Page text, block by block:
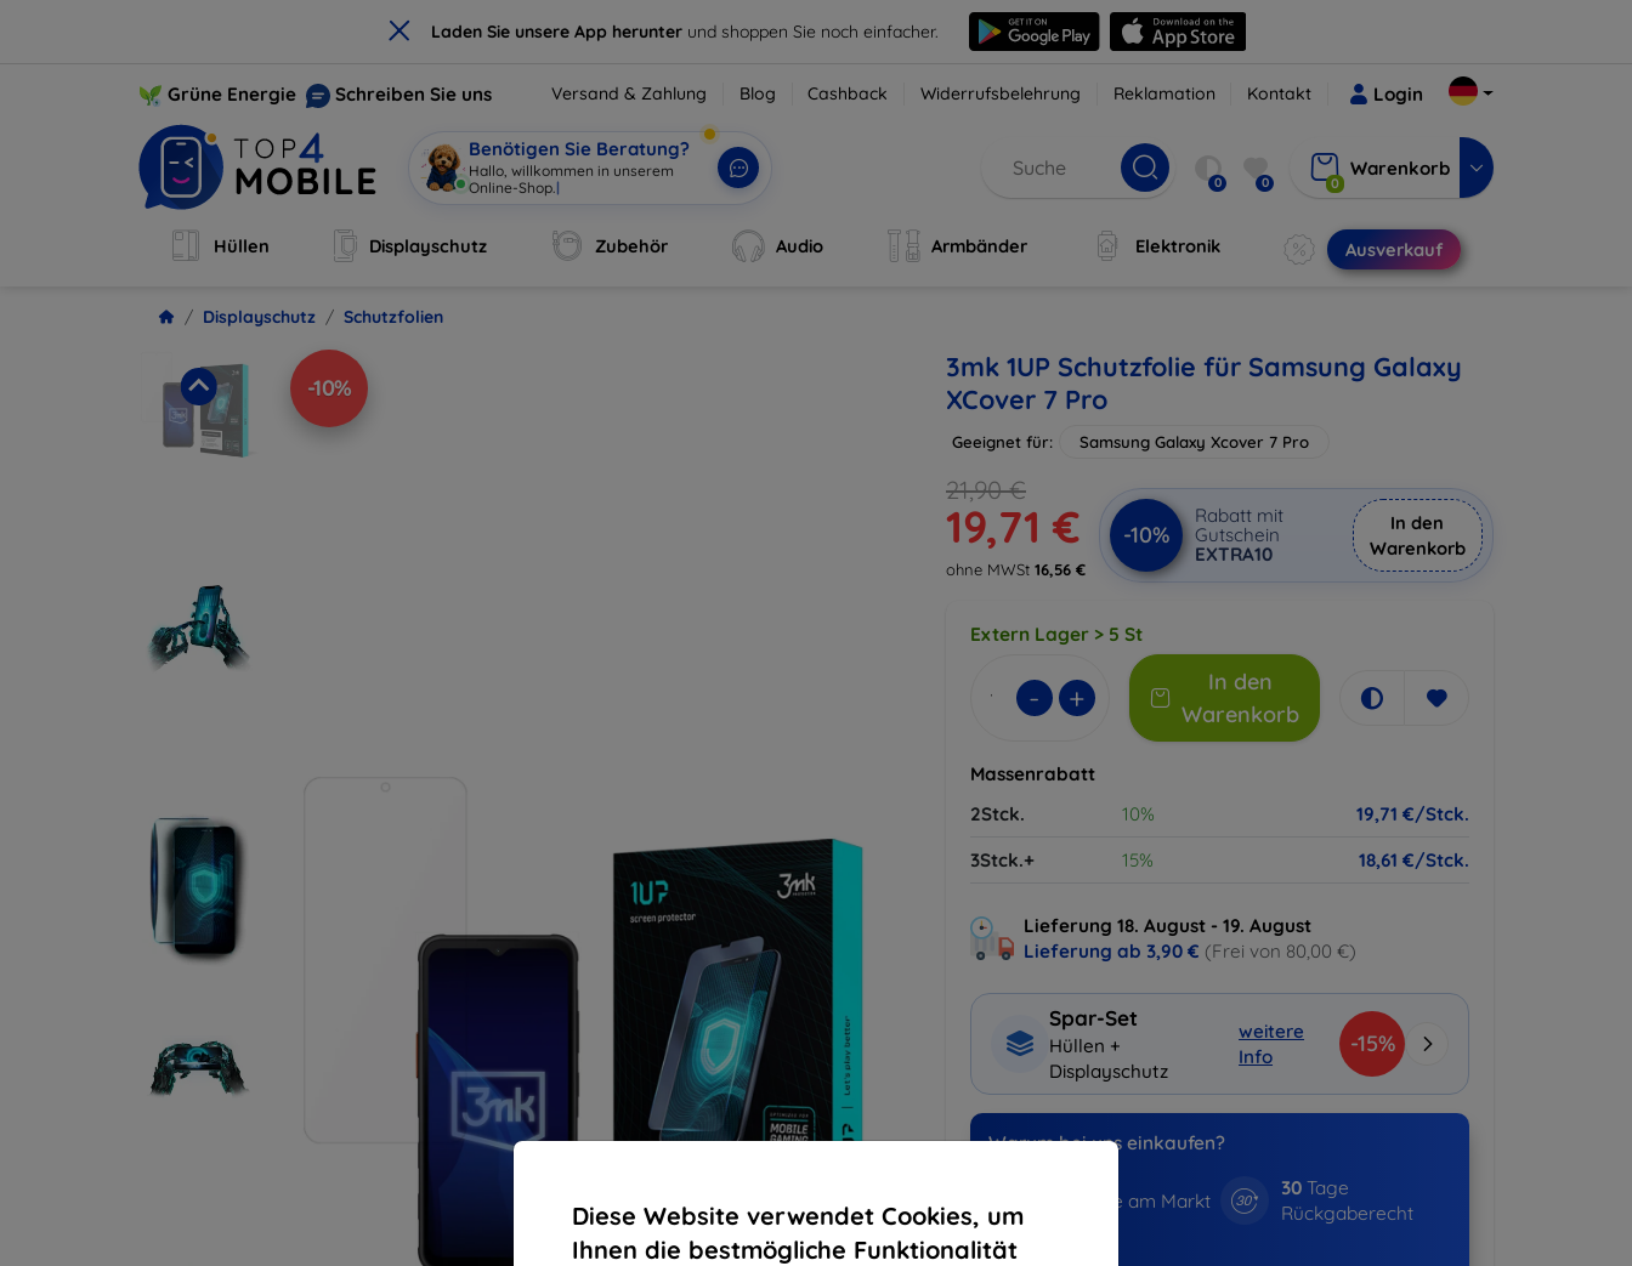
× Laden Sie unsere App herunter und shoppen Sie noch einfacher.
Diese Website verwendet Cookies, um
Ihnen die bestmögliche Funktionalität
Grüne Energie Schreiben Sie uns Versand & Zahlung Blog Cashback Widerrufsbelehrung Reklamation Kontakt Login
Benötigen Sie Beratung?
Hallo, willkommen in unserem
Online-Shop. | 0 0 0
Warenkorb
Hüllen Displayschutz Zubehör Audio Armbänder Elektronik Ausverkauf
Displayschutz Schutzfolien
-10%
3mk 1UP Schutzfolie für Samsung Galaxy
XCover 7 Pro
Geeignet für: Samsung Galaxy Xcover 7 Pro
21,90 €
19,71 €
ohne MWSt 16,56 €
-10%
Rabatt mit
Gutschein
EXTRA10
In den
Warenkorb
Extern Lager > 5 St
- +
In den
Warenkorb
Massenrabatt
2Stck.
10%
19,71 €/Stck.
3Stck.+
15% 18,61 €/Stck.
Lieferung 18. August - 19. August
Lieferung ab 3,90 € (Frei von 80,00 €)
Spar-Set
Hüllen +
Displayschutz
weitere
Info
-15%
Warum bei uns einkaufen?
Jahre am Markt
30Tage
Rückgaberecht